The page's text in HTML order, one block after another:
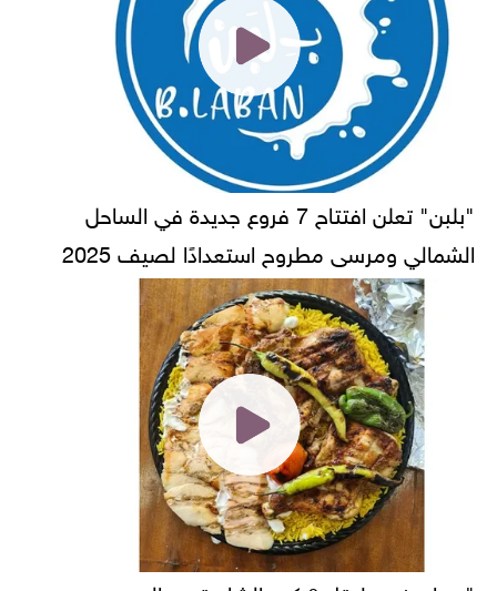
"بلبن" تعلن افتتاح 7 فروع جديدة في الساحل
الشمالي ومرسى مطروح استعدادًا لصيف 2025